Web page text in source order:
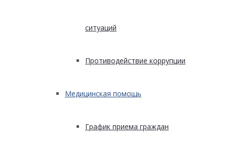
ситуаций
Противодействие коррупции
Медицинская помощь
График приема граждан